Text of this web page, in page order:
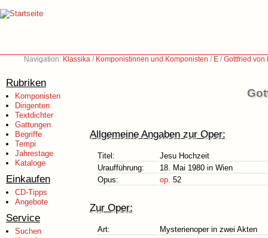
Navigation: Klassika / Komponistinnen und Komponisten / E /Gottfried von
Rubriken
Komponisten
Dirigenten
Textdichter
Gattungen
Begriffe
Tempi
Jahrestage
Kataloge
Einkaufen
CD-Tipps
Angebote
Service
Suchen
Allgemeine Angaben zur Oper:
Titel:
Jesu Hochzeit
Uraufführung:
18. Mai 1980 in Wien
Opus:
op. 52
Zur Oper:
Art:
Mysterienoper in zwei Akten